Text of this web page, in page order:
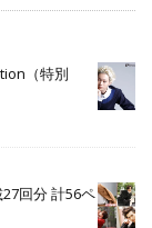
（特別
27回分 計56ペ